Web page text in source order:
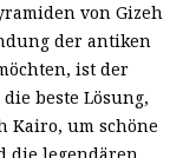
von Gizeh
der antiken
ist der
beste Lösung,
Kairo, um schöne